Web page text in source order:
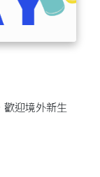
歡迎境外新生